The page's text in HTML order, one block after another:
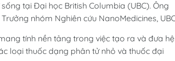
tại Đại học British Columbia (UBC). Ông
nhóm Nghiên cứu NanoMedicines,
tính nền tảng trong việc tạo ra và đưa hệ
loại thuốc dạng phân tử nhỏ và thuốc đại